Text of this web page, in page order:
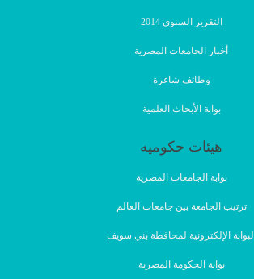
التقرير السنوي 2014
أخبار الجامعات المصرية
وظائف شاغرة
بوابة الأبحاث العلمية
هيئات حكوميه
بوابة الجامعات المصرية
ترتيب الجامعة بين جامعات العالم
البوابة الإلكترونية لمحافظة بني سويف
بوابة الحكومة المصرية